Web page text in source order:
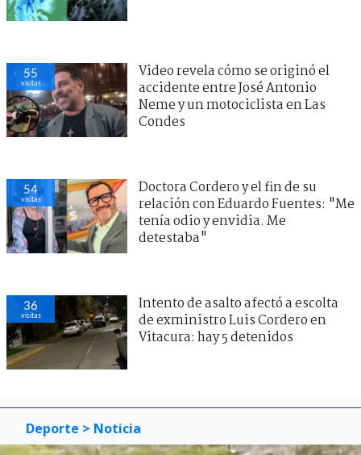
55
visitas
Video revela cómo se originó el
accidente entre José Antonio
Neme y un motociclista en Las
Condes
54
visitas
Doctora Cordero y el fin de su
relación con Eduardo Fuentes: "Me
tenía odio y envidia. Me
detestaba"
36
visitas
Intento de asalto afectó a escolta
de exministro Luis Cordero en
Vitacura: hay 5 detenidos
Deporte > Noticia